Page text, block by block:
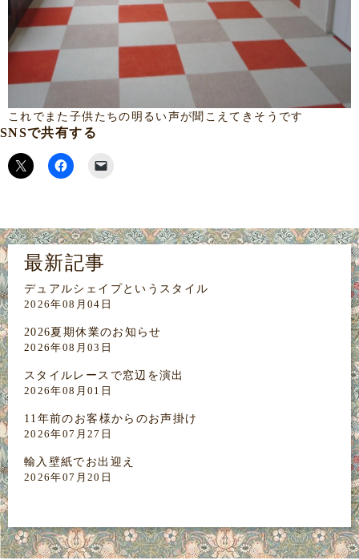
これでまた子供たちの明るい声が聞こえてきそうです
SNSで共有する
最新記事
デュアルシェイプというスタイル
2026年08月04日
2026夏期休業のお知らせ
2026年08月03日
スタイルレースで窓辺を演出
2026年08月01日
11年前のお客様からのお声掛け
2026年07月27日
輸入壁紙でお出迎え
2026年07月20日